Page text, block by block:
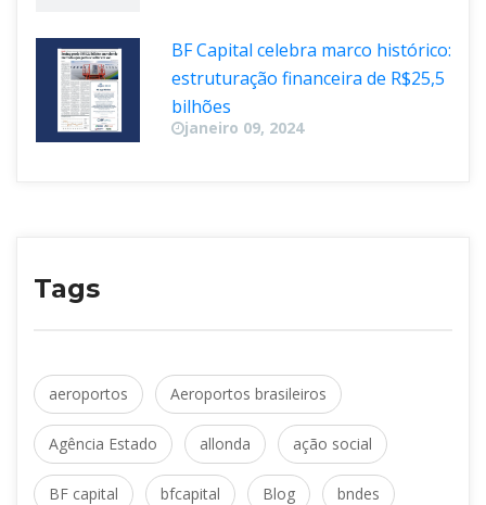
BF Capital celebra marco histórico:
estruturação financeira de R$25,5
bilhõe
janeiro 09, 2024
Tag
aeroporto Aeroportos brasileiro
Agência Estado allonda ação social
BF capital bfcapital Blog bnde